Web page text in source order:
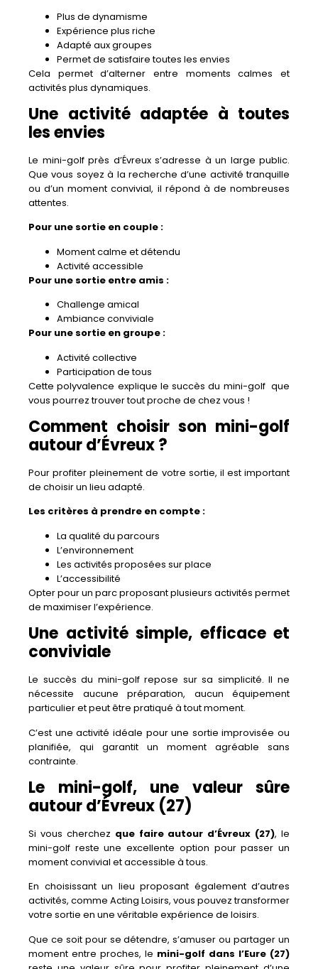
Plus de dynamisme
Expérience plus riche
Adapté aux groupes
Permet de satisfaire toutes les envies
Cela permet d’alterner entre moments calmes et
activités plus dynamiques.
Une activité adaptée à toutes
les envies
Le mini-golf près d’Évreux s’adresse à un large public.
Que vous soyez à la recherche d’une activité tranquille
ou d’un moment convivial, il répond à de nombreuses
attentes.
Pour une sortie en couple :
Moment calme et détendu
Activité accessible
Pour une sortie entre amis :
Challenge amical
Ambiance conviviale
Pour une sortie en groupe :
Activité collective
Participation de tous
Cette polyvalence explique le succès du mini-golf que
vous pourrez trouver tout proche de chez vous !
Comment choisir son mini-golf
autour d’Évreux ?
Pour profiter pleinement de votre sortie, il est important
de choisir un lieu adapté.
Les critères à prendre en compte :
La qualité du parcours
L’environnement
Les activités proposées sur place
L’accessibilité
Opter pour un parc proposant plusieurs activités permet
de maximiser l’expérience.
Une activité simple, efficace et
conviviale
Le succès du mini-golf repose sur sa simplicité. Il ne
nécessite aucune préparation, aucun équipement
particulier et peut être pratiqué à tout moment.
C’est une activité idéale pour une sortie improvisée ou
planifiée, qui garantit un moment agréable sans
contrainte.
Le mini-golf, une valeur sûre
autour d’Évreux (27)
Si vous cherchez que faire autour d’Évreux (27), le
mini-golf reste une excellente option pour passer un
moment convivial et accessible à tous.
En choisissant un lieu proposant également d’autres
activités, comme Acting Loisirs, vous pouvez transformer
votre sortie en une véritable expérience de loisirs.
Que ce soit pour se détendre, s’amuser ou partager un
moment entre proches, le mini-golf dans l’Eure (27)